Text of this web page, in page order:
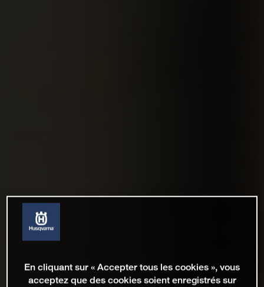
En cliquant sur « Accepter tous les cookies », vous
acceptez que des cookies soient enregistrés sur